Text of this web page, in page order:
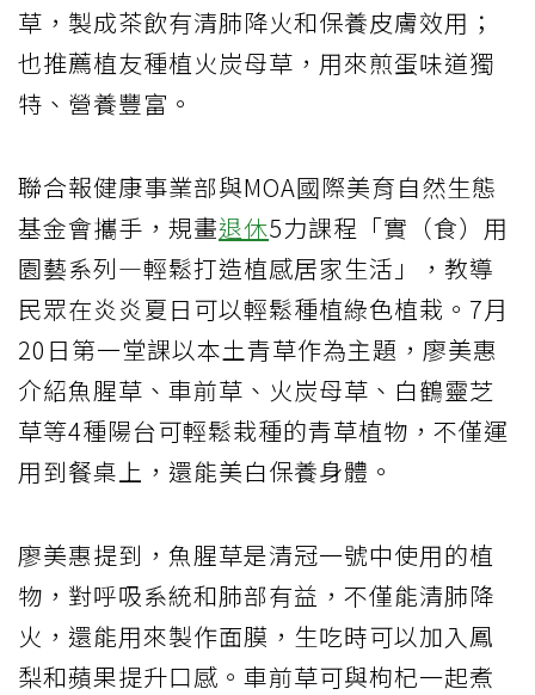
草，製成茶飲有清肺降火和保養皮膚效用；
也推薦植友種植火炭母草，用來煎蛋味道獨
特、營養豐富。
聯合報健康事業部與MOA國際美育自然生態
基金會攜手，規畫退休5力課程「實（食）用
園藝系列—輕鬆打造植感居家生活」，教導
民眾在炎炎夏日可以輕鬆種植綠色植栽。7月
20日第一堂課以本土青草作為主題，廖美惠
介紹魚腥草、車前草、火炭母草、白鶴靈芝
草等4種陽台可輕鬆栽種的青草植物，不僅運
用到餐桌上，還能美白保養身體。
廖美惠提到，魚腥草是清冠一號中使用的植
物，對呼吸系統和肺部有益，不僅能清肺降
火，還能用來製作面膜，生吃時可以加入鳳
梨和蘋果提升口感。車前草可與枸杞一起煮